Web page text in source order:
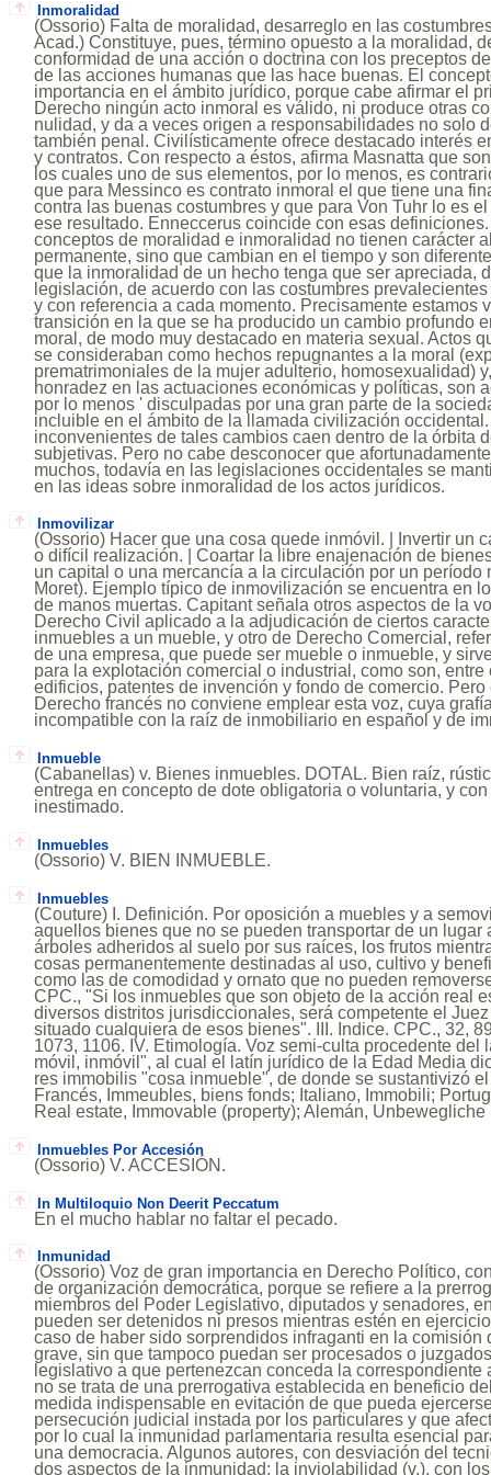
Inmoralidad
(Ossorio) Falta de moralidad, desarreglo en las
Acad.) Constituye, pues, término opuesto a la moralidad,
conformidad de una acción o doctrina con los preceptos
de las acciones humanas que las hace buenas. El
importancia en el ámbito jurídico, porque cabe afirmar el
Derecho ningún acto inmoral es válido, ni produce otras
nulidad, y da a veces origen a responsabilidades no solo
también penal. Civilísticamente ofrece destacado interés
y contratos. Con respecto a éstos, afirma Masnatta que
los cuales uno de sus elementos, por lo menos, es
que para Messinco es contrato inmoral el que tiene una
contra las buenas costumbres y que para Von Tuhr lo es
ese resultado. Enneccerus coincide con esas
conceptos de moralidad e inmoralidad no tienen carácter
permanente, sino que cambian en el tiempo y son
que la inmoralidad de un hecho tenga que ser apreciada,
legislación, de acuerdo con las costumbres
y con referencia a cada momento. Precisamente estamos
transición en la que se ha producido un cambio profundo
moral, de modo muy destacado en materia sexual. Actos
se consideraban como hechos repugnantes a la moral
prematrimoniales de la mujer adulterio, homosexualidad)
honradez en las actuaciones económicas y políticas, son
por lo menos ' disculpadas por una gran parte de la
incluible en el ámbito de la llamada civilización
inconvenientes de tales cambios caen dentro de la órbita
subjetivas. Pero no cabe desconocer que
muchos, todavía en las legislaciones occidentales se
en las ideas sobre inmoralidad de los actos jurídicos.
Inmovilizar
(Ossorio) Hacer que una cosa quede inmóvil. | Invertir un
o difícil realización. | Coartar la libre enajenación de
un capital o una mercancía a la circulación por un período
Moret). Ejemplo típico de inmovilización se encuentra en
de manos muertas. Capitant señala otros aspectos de la
Derecho Civil aplicado a la adjudicación de ciertos
inmuebles a un mueble, y otro de Derecho Comercial,
de una empresa, que puede ser mueble o inmueble, y
para la explotación comercial o industrial, como son, entre
edificios, patentes de invención y fondo de comercio.
Derecho francés no conviene emplear esta voz, cuya
incompatible con la raíz de inmobiliario en español y de
Inmueble
(Cabanellas) v. Bienes inmuebles. DOTAL. Bien raíz,
entrega en concepto de dote obligatoria o voluntaria, y
inestimado.
Inmuebles
(Ossorio) V. BIEN INMUEBLE.
Inmuebles
(Couture) I. Definición. Por oposición a muebles y a
aquellos bienes que no se pueden transportar de un lugar
árboles adheridos al suelo por sus raíces, los frutos
cosas permanentemente destinadas al uso, cultivo y
como las de comodidad y ornato que no pueden
CPC., "Si los inmuebles que son objeto de la acción real
diversos distritos jurisdiccionales, será competente el
situado cualquiera de esos bienes". III. Indice. CPC., 32,
1073, 1106. IV. Etimología. Voz semi-culta procedente del
móvil, inmóvil", al cual el latín jurídico de la Edad Media
res immobilis "cosa inmueble", de donde se sustantivizó
Francés, Immeubles, biens fonds; Italiano, Immobili;
Real estate, Immovable (property); Alemán, Unbewegliche
Inmuebles Por Accesión
(Ossorio) V. ACCESIÓN.
In Multiloquio Non Deerit Peccatum
En el mucho hablar no faltar el pecado.
Inmunidad
(Ossorio) Voz de gran importancia en Derecho Político,
de organización democrática, porque se refiere a la
miembros del Poder Legislativo, diputados y senadores,
pueden ser detenidos ni presos mientras estén en
caso de haber sido sorprendidos infraganti en la comisión
grave, sin que tampoco puedan ser procesados o
legislativo a que pertenezcan conceda la
no se trata de una prerrogativa establecida en beneficio
medida indispensable en evitación de que pueda
persecución judicial instada por los particulares y que
por lo cual la inmunidad parlamentaria resulta esencial
una democracia. Algunos autores, con desviación del
dos aspectos de la inmunidad: la inviolabilidad (v.), con